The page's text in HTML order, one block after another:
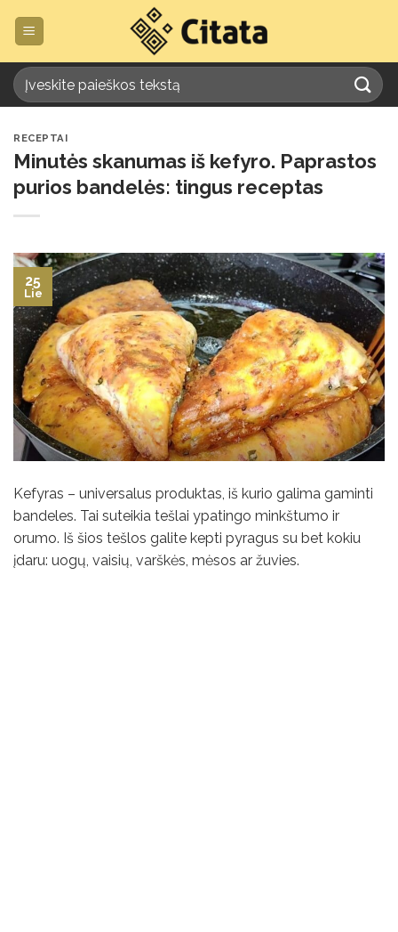
RECEPTAI
Minutės skanumas iš kefyro. Paprastos
purios bandelės: tingus receptas
25
Lie
Kefyras – universalus produktas, iš kurio galima gaminti
bandeles. Tai suteikia tešlai ypatingo minkštumo ir
orumo. Iš šios tešlos galite kepti pyragus su bet kokiu
įdaru: uogų, vaisių, varškės, mėsos ar žuvies.